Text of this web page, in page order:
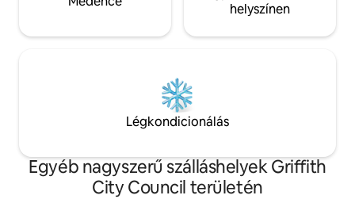
helyszínen
Légkondicionálás
Egyéb nagyszerű szálláshelyek Griffith
City Council területén